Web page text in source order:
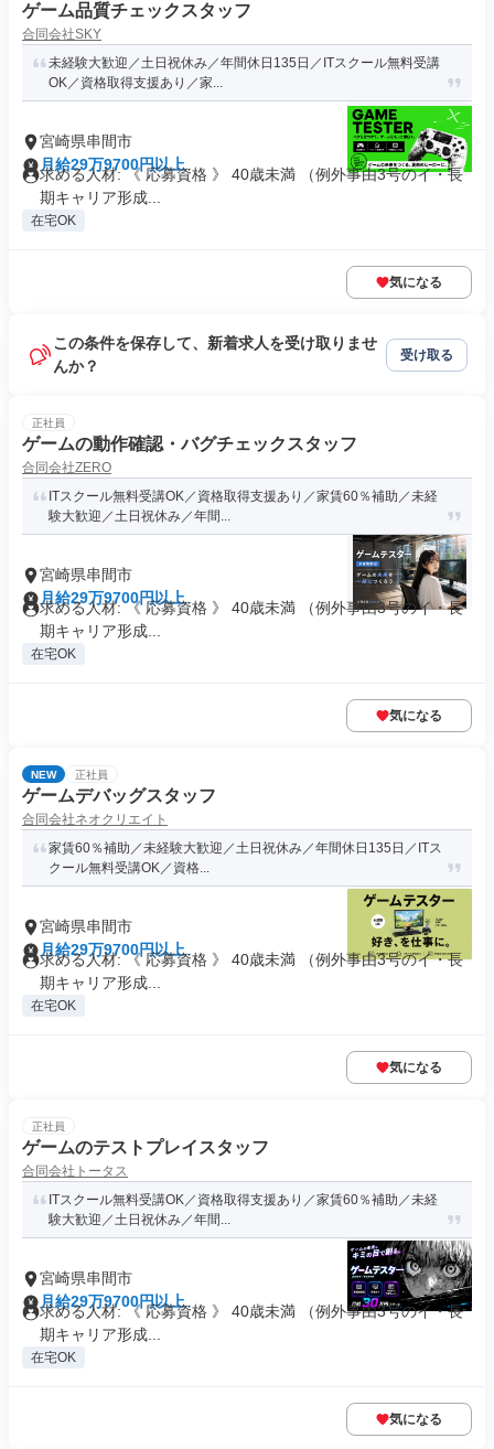
ゲーム品質チェックスタッフ
合同会社SKY
未経験大歓迎／土日祝休み／年間休日135日／ITスクール無料受講
OK／資格取得支援あり／家...
宮崎県串間市
月給29万9700円以上
求める人材: 《 応募資格 》 40歳未満 （例外事由3号のイ・長
期キャリア形成...
在宅OK
気になる
この条件を保存して、新着求人を受け取りませ
んか？
受け取る
正社員
ゲームの動作確認・バグチェックスタッフ
合同会社ZERO
ITスクール無料受講OK／資格取得支援あり／家賃60％補助／未経
験大歓迎／土日祝休み／年間...
宮崎県串間市
月給29万9700円以上
求める人材: 《 応募資格 》 40歳未満 （例外事由3号のイ・長
期キャリア形成...
在宅OK
気になる
NEW 正社員
ゲームデバッグスタッフ
合同会社ネオクリエイト
家賃60％補助／未経験大歓迎／土日祝休み／年間休日135日／ITス
クール無料受講OK／資格...
宮崎県串間市
月給29万9700円以上
求める人材: 《 応募資格 》 40歳未満 （例外事由3号のイ・長
期キャリア形成...
在宅OK
気になる
正社員
ゲームのテストプレイスタッフ
合同会社トータス
ITスクール無料受講OK／資格取得支援あり／家賃60％補助／未経
験大歓迎／土日祝休み／年間...
宮崎県串間市
月給29万9700円以上
求める人材: 《 応募資格 》 40歳未満 （例外事由3号のイ・長
期キャリア形成...
在宅OK
気になる